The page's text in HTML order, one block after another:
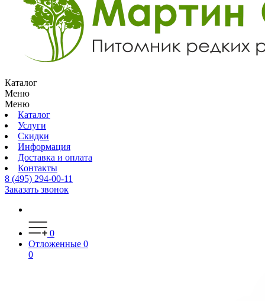
Каталог
Меню
Меню
Каталог
Услуги
Скидки
Информация
Доставка и оплата
Контакты
8 (495) 294-00-11
Заказать звонок
0
Отложенные 0
0